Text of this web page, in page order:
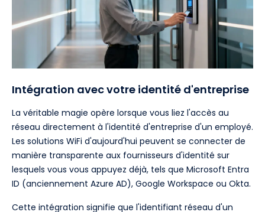
Intégration avec votre identité d'entreprise
La véritable magie opère lorsque vous liez l'accès au
réseau directement à l'identité d'entreprise d'un employé.
Les solutions WiFi d'aujourd'hui peuvent se connecter de
manière transparente aux fournisseurs d'identité sur
lesquels vous vous appuyez déjà, tels que Microsoft Entra
ID (anciennement Azure AD), Google Workspace ou Okta.
Cette intégration signifie que l'identifiant réseau d'un